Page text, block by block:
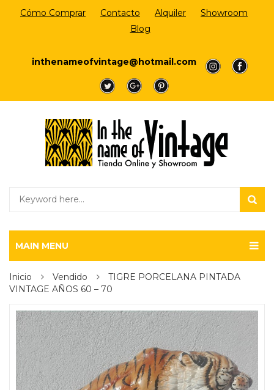
Cómo Comprar Contacto Alquiler
Showroom
Blog
inthenameofvintage@hotmail.com
a
a
a
a a
MAIN MENU
Inicio Vendido
TIGRE PORCELANA PINTADA
VINTAGE AÑOS 60 – 70